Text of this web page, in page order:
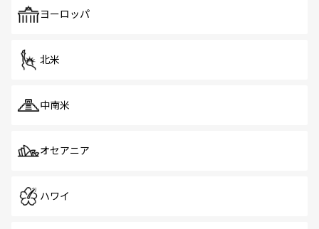
で、ホーカーズは地元の風情を楽しめる外せないスポット
ヨーロッパ
北米
中南米
オセアニア
ハワイ